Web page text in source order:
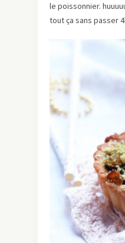
le poissonnier.
tout ça sans passer